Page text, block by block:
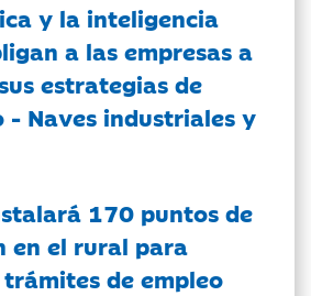
y la inteligencia
a las empresas a
estrategias de
- Naves industriales y
170 puntos de
en el rural para
de empleo